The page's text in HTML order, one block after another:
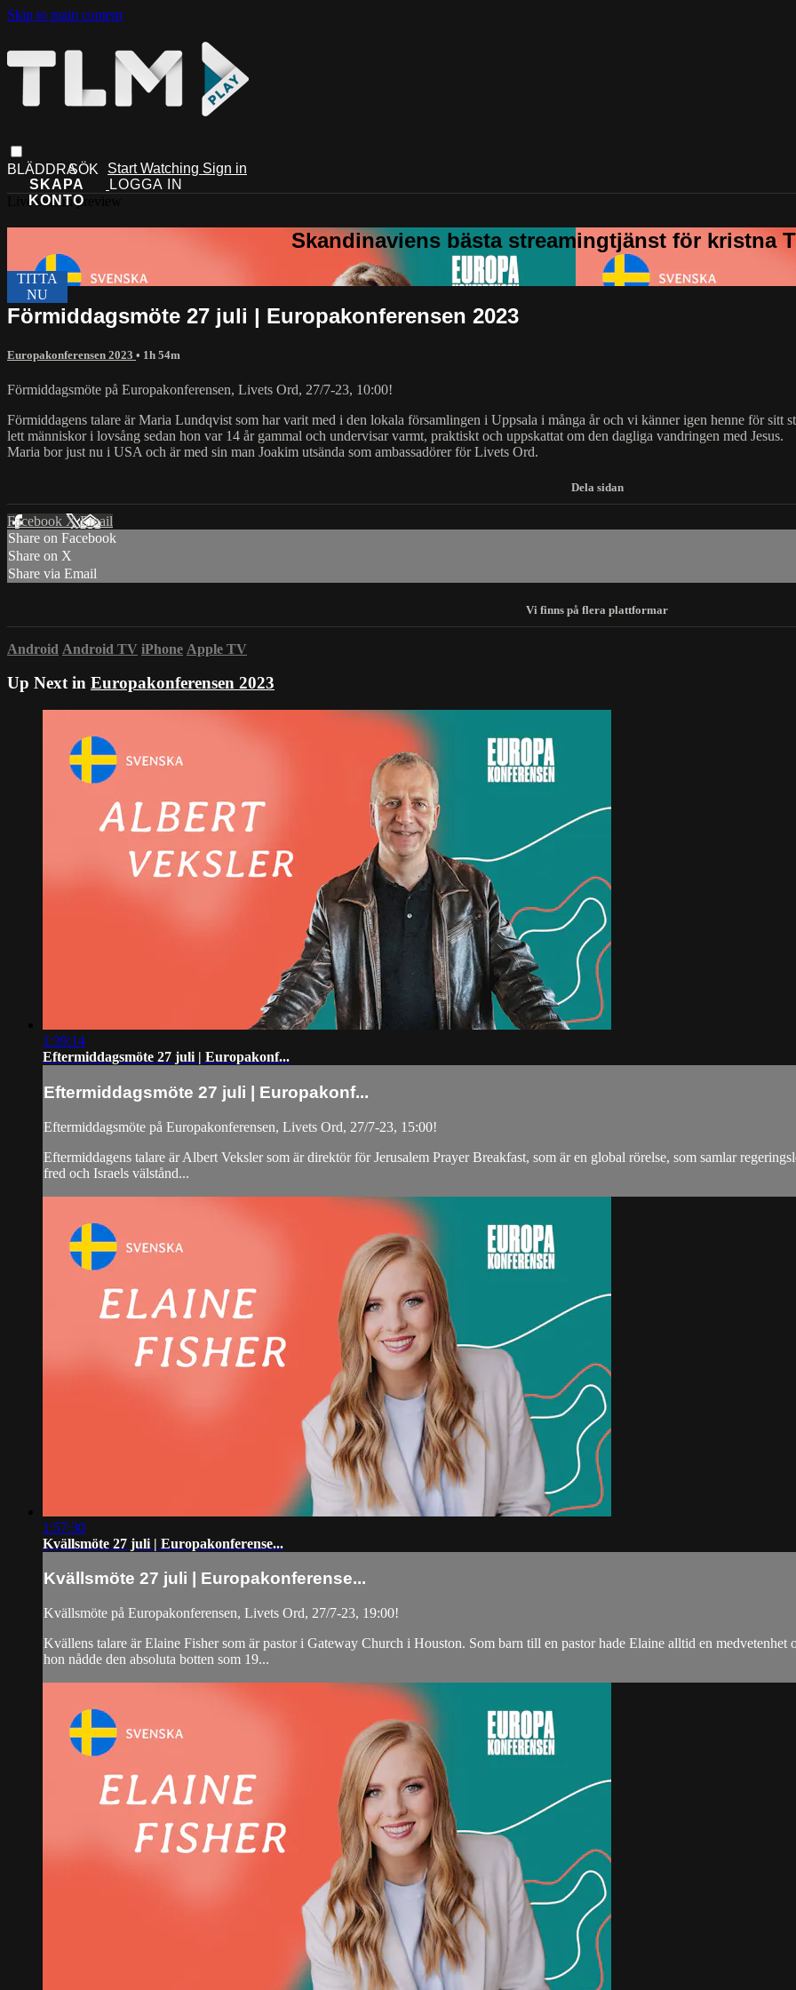
Skip to main content
Start Watching Sign in
Live stream preview
Förmiddagsmöte 27 juli | Europakonferensen 2023
Europakonferensen 2023 • 1h 54m
Förmiddagsmöte på Europakonferensen, Livets Ord, 27/7-23, 10:00!
Förmiddagens talare är Maria Lundqvist som har varit med i den lokala församlingen i Uppsala i många år och vi känner igen henne för sitt
lett människor i lovsång sedan hon var 14 år gammal och undervisar varmt, praktiskt och uppskattat om den dagliga vandringen med Jesus.
Maria bor just nu i USA och är med sin man Joakim utsända som ambassadörer för Livets Ord.
Facebook XEmail
Share on Facebook
Share on X
Share via Email
Android Android TV iPhone Apple TV
Up Next in Europakonferensen 2023
1:39:14
Eftermiddagsmöte 27 juli | Europakonf...
Eftermiddagsmöte 27 juli | Europakonf...
Eftermiddagsmöte på Europakonferensen, Livets Ord, 27/7-23, 15:00!
Eftermiddagens talare är Albert Veksler som är direktör för Jerusalem Prayer Breakfast, som är en global rörelse, som samlar
fred och Israels välstånd...
1:57:30
Kvällsmöte 27 juli | Europakonferense...
Kvällsmöte 27 juli | Europakonferense...
Kvällsmöte på Europakonferensen, Livets Ord, 27/7-23, 19:00!
Kvällens talare är Elaine Fisher som är pastor i Gateway Church i Houston. Som barn till en pastor hade Elaine alltid en
hon nådde den absoluta botten som 19...